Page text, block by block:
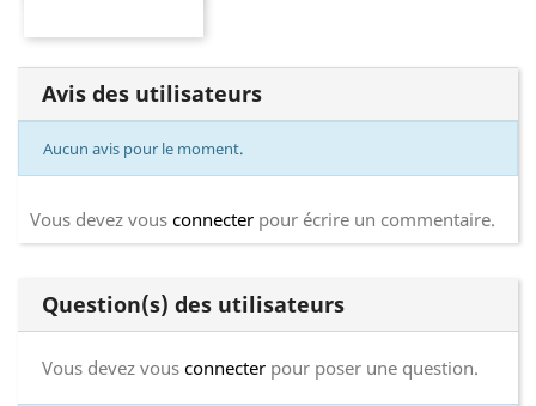
Avis des utilisateurs
Aucun avis pour le moment.
Vous devez vous connecter pour écrire un commentaire.
Question(s) des utilisateurs
Vous devez vous connecter pour poser une question.